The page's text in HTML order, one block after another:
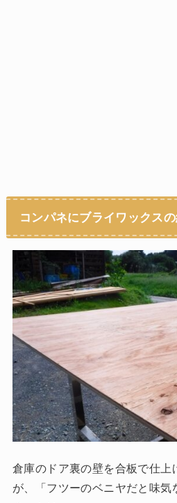
コンパネにブライワックス
倉庫のドア裏の壁を合板で仕上
が、「フツーのベニヤだと味気